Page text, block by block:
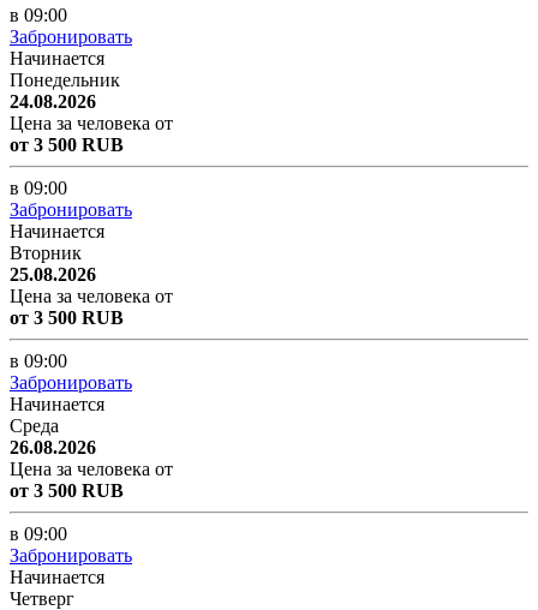
в 09:00
Забронировать
Начинается
Понедельник
24.08.2026
Цена за человека от
от 3 500 RUB
в 09:00
Забронировать
Начинается
Вторник
25.08.2026
Цена за человека от
от 3 500 RUB
в 09:00
Забронировать
Начинается
Среда
26.08.2026
Цена за человека от
от 3 500 RUB
в 09:00
Забронировать
Начинается
Четверг